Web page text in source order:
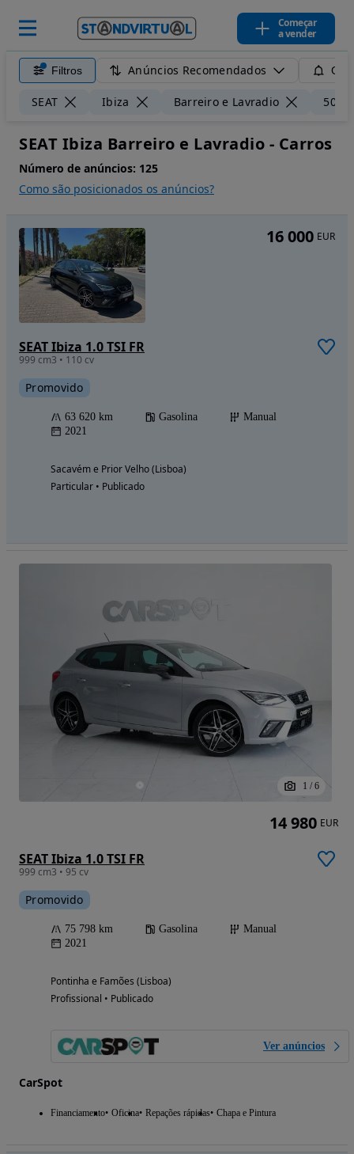
Começar
a vender
Filtros Anúncios Recomendados
SEAT Ibiza Barreiro e Lavradio 50
SEAT Ibiza Barreiro e Lavradio - Carros
Número de anúncios: 125
Como são posicionados os anúncios?
SEAT Ibiza 1.0 TSI FR
999 cm3 • 110 cv
Promovido
63 620 km Gasolina
Manual
2021
Sacavém e Prior Velho (Lisboa)
Particular • Publicado
16 000 EUR
1 / 6
SEAT Ibiza 1.0 TSI FR
999 cm3 • 95 cv
Promovido
75 798 km Gasolina
Manual
2021
Pontinha e Famões (Lisboa)
Profissional • Publicado
Ver anúncios
CarSpot
Financiamento Oficina Repações rápidas Chapa e Pintura
14 980 EUR